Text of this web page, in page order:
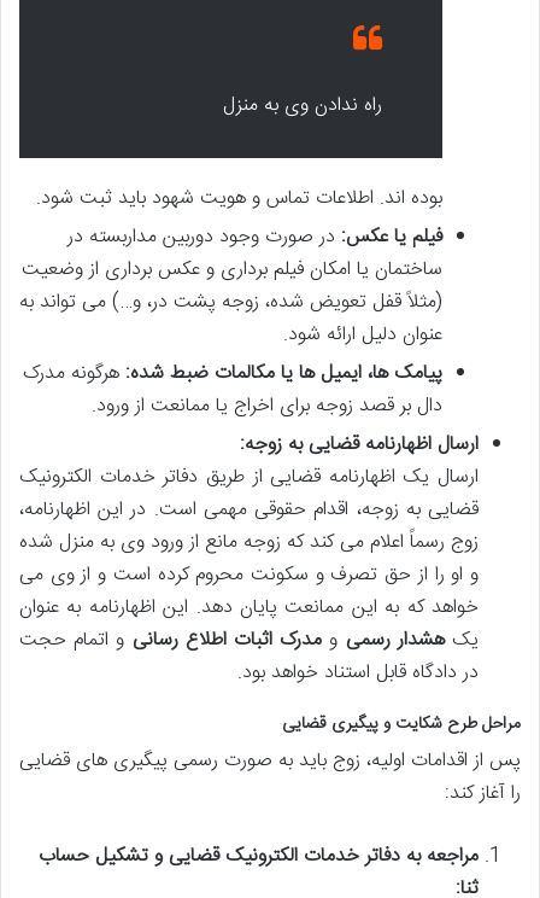
راه ندادن وی به منزل
بوده اند. اطلاعات تماس و هویت شهود باید ثبت شود.
فیلم یا عکس: در صورت وجود دوربین مداربسته در
ساختمان یا امکان فیلم برداری و عکس برداری از وضعیت
(مثلاً قفل تعویض شده، زوجه پشت در، و…) می تواند به
عنوان دلیل ارائه شود.
پیامک ها، ایمیل ها یا مکالمات ضبط شده: هرگونه مدرک
دال بر قصد زوجه برای اخراج یا ممانعت از ورود.
ارسال اظهارنامه قضایی به زوجه:
ارسال یک اظهارنامه قضایی از طریق دفاتر خدمات الکترونیک
قضایی به زوجه، اقدام حقوقی مهمی است. در این اظهارنامه،
زوج رسماً اعلام می کند که زوجه مانع از ورود وی به منزل شده
و او را از حق تصرف و سکونت محروم کرده است و از وی می
خواهد که به این ممانعت پایان دهد. این اظهارنامه به عنوان
یکهشدار رسمی و مدرک اثبات اطلاع رسانی و اتمام حجت
در دادگاه قابل استناد خواهد بود.
مراحل طرح شکایت و پیگیری قضایی
پس از اقدامات اولیه، زوج باید به صورت رسمی پیگیری های قضایی
را آغاز کند:
مراجعه به دفاتر خدمات الکترونیک قضایی و تشکیل حساب
ثنا: